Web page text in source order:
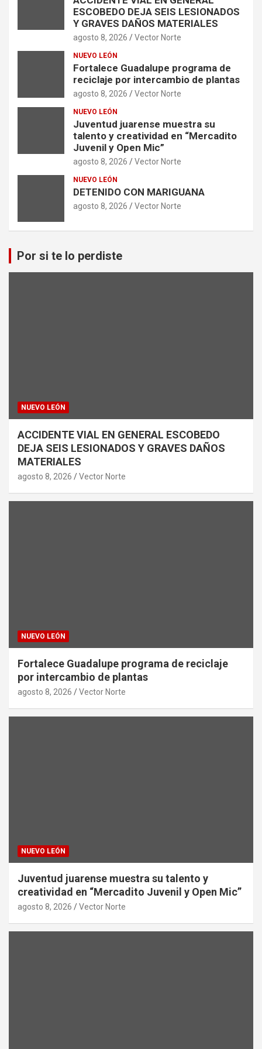
ESCOBEDO DEJA SEIS LESIONADOS
Y GRAVES DAÑOS MATERIALES
agosto 8, 2026 Vector Norte
NUEVO LEÓN
Fortalece Guadalupe programa de
reciclaje por intercambio de plantas
agosto 8, 2026 Vector Norte
NUEVO LEÓN
Juventud juarense muestra su
talento y creatividad en “Mercadito
Juvenil y Open Mic”
agosto 8, 2026 Vector Norte
NUEVO LEÓN
DETENIDO CON MARIGUANA
agosto 8, 2026 Vector Norte
Por si te lo perdiste
NUEVO LEÓN
ACCIDENTE VIAL EN GENERAL ESCOBEDO
DEJA SEIS LESIONADOS Y GRAVES DAÑOS
MATERIALES
agosto 8, 2026 Vector Norte
NUEVO LEÓN
Fortalece Guadalupe programa de reciclaje
por intercambio de plantas
agosto 8, 2026 Vector Norte
NUEVO LEÓN
Juventud juarense muestra su talento y
creatividad en “Mercadito Juvenil y Open Mic”
agosto 8, 2026 Vector Norte